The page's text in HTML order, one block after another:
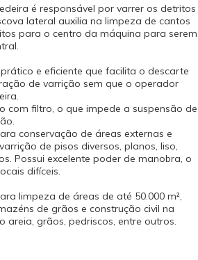
é responsável por varrer os detritos
lateral auxilia na limpeza de cantos
para o centro da máquina para serem
e eficiente que facilita o descarte
de varrição sem que o operador
com filtro, o que impede a suspensão de
conservação de áreas externas e
de pisos diversos, planos, liso,
Possui excelente poder de manobra, o
difíceis.
limpeza de áreas de até 50.000 m²,
de grãos e construção civil na
areia, grãos, pedriscos, entre outros.